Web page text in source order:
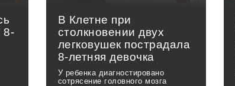
8-
В Клетне при
столкновении двух
легковушек пострадала
8-летняя девочка
У ребенка диагностировано
сотрясение головного мозга